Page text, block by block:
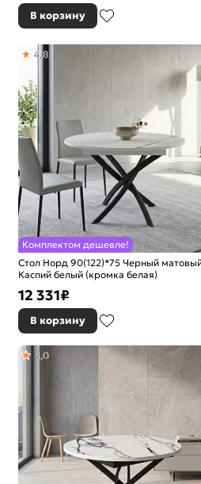
В корзину
Комплектом дешевле!
Стол Норд 90(122)*75 Черный
Каспий белый (кромка белая)
4,8
12 331₽
В корзину
5,0